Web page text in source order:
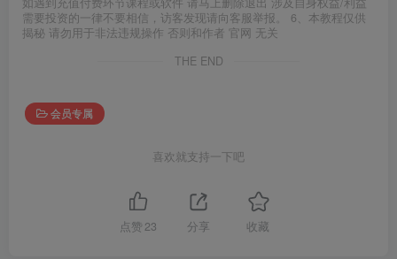
需要投资的一律不要相信，访客发现请向客服举报。 6、本教程仅供
揭秘 请勿用于非法违规操作 否则和作者 官网 无关
THE END
会员专属
喜欢就支持一下吧
点赞 23 分享 收藏